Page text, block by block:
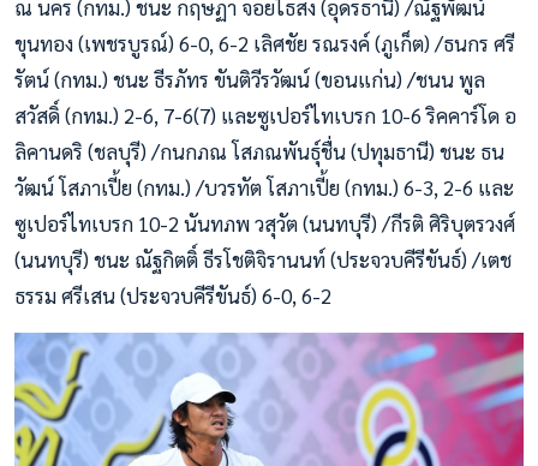
ณ นคร (กทม.) ชนะ กฤษฏา จอยไธสง (อุดรธานี) /ณัฐพัฒน์
ขุนทอง (เพชรบูรณ์) 6-0, 6-2 เลิศชัย รณรงค์ (ภูเก็ต) /ธนกร ศรี
รัตน์ (กทม.) ชนะ ธีรภัทร ขันติวีรวัฒน์ (ขอนแก่น) /ชนน พูล
สวัสดิ์ (กทม.) 2-6, 7-6(7) และซูเปอร์ไทเบรก 10-6 ริคคาร์โด อ
ลิคานดริ (ชลบุรี) /กนกภณ โสภณพันธุ์ชื่น (ปทุมธานี) ชนะ ธน
วัฒน์ โสภาเปี้ย (กทม.) /บวรทัต โสภาเปี้ย (กทม.) 6-3, 2-6 และ
ซูเปอร์ไทเบรก 10-2 นันทภพ วสุวัต (นนทบุรี) /กีรติ ศิริบุตรวงศ์
(นนทบุรี) ชนะ ณัฐกิตติ์ ธีรโชติจิรานนท์ (ประจวบคีรีขันธ์) /เตช
ธรรม ศรีเสน (ประจวบคีรีขันธ์) 6-0, 6-2